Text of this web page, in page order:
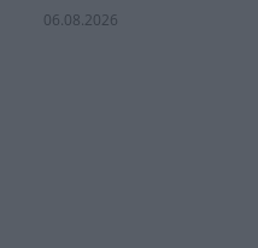
06.08.2026